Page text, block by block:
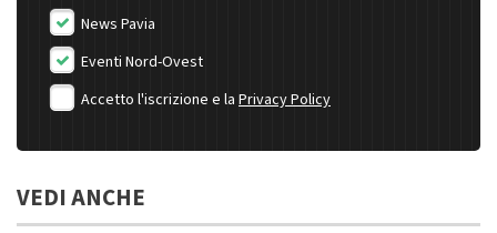
News Pavia
Eventi Nord-Ovest
Accetto l'iscrizione e la Privacy Policy
VEDI ANCHE